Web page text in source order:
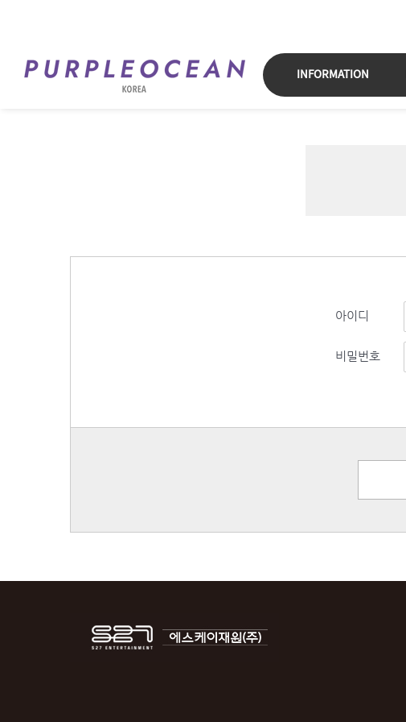
INFORMATION
아이디
비밀번호